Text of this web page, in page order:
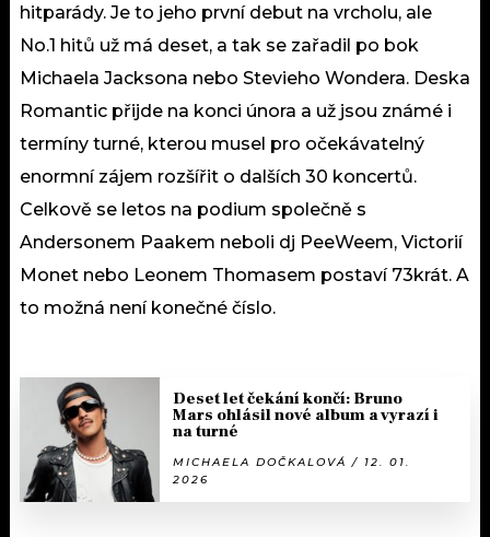
hitparády. Je to jeho první debut na vrcholu, ale
No.1 hitů už má deset, a tak se zařadil po bok
Michaela Jacksona nebo Stevieho Wondera. Deska
Romantic přijde na konci února a už jsou známé i
termíny turné, kterou musel pro očekávatelný
enormní zájem rozšířit o dalších 30 koncertů.
Celkově se letos na podium společně s
Andersonem Paakem neboli dj PeeWeem, Victorií
Monet nebo Leonem Thomasem postaví 73krát. A
to možná není konečné číslo.
Deset let čekání končí: Bruno
Mars ohlásil nové album a vyrazí i
na turné
MICHAELA DOČKALOVÁ / 12. 01.
2026